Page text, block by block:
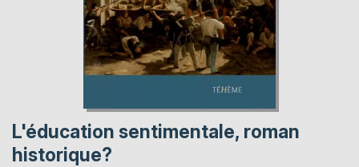
L'éducation sentimentale, roman
historique?